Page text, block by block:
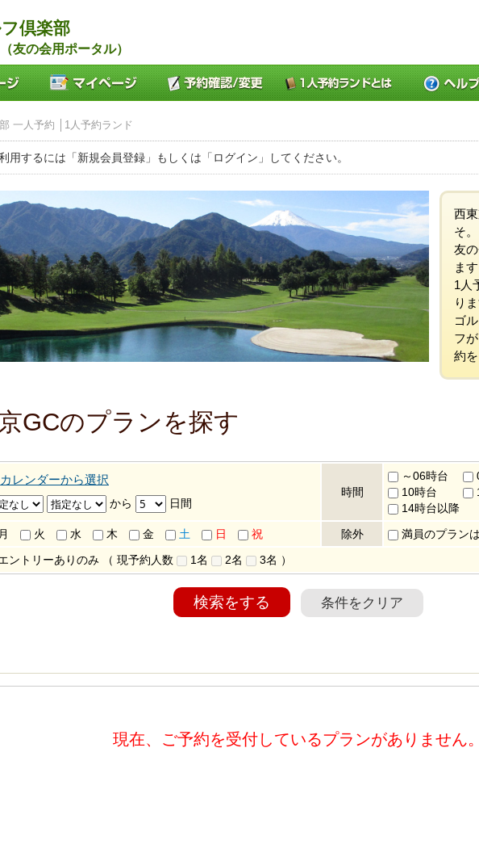
倶楽部
友の会用ポータル）
一人予約 │1人予約ランド
用するには「新規会員登録」もしくは「ログイン」してください。
西
そ。
友
ま
1人
り
ゴ
フ
約
GCのプランを探す
カレンダーから選択
から
日間
時間
～06時台
10時台
14時台以降
月 火 水 木 金 土 日 祝 除外
満員のプラン
ントリーありのみ （ 現予約人数 1名 2名 3名 ）
検索をする 条件をクリア
現在、ご予約を受付しているプランがありません